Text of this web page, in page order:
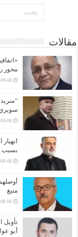
مقالات
محور
08
08
بسبب
08
منيغ
08
تأويل
أبو